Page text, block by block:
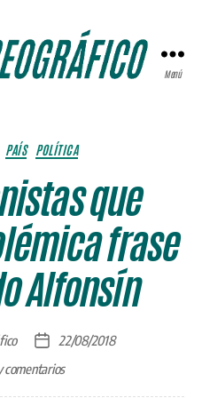
Menú
Categorías
PAÍS POLÍTICA
que
frase
Alfonsín
Fecha22/08/2018
comentariosen